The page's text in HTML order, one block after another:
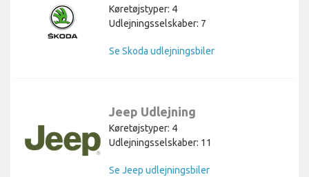
Køretøjstyper: 4
Udlejningsselskaber: 7
Se Skoda udlejningsbiler
Jeep Udlejning
Køretøjstyper: 4
Udlejningsselskaber: 11
Se Jeep udlejningsbiler